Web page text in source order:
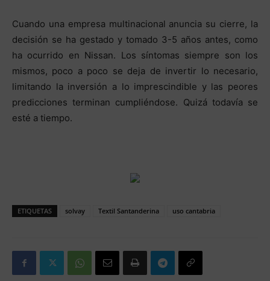
Cuando una empresa multinacional anuncia su cierre, la
decisión se ha gestado y tomado 3-5 años antes, como
ha ocurrido en Nissan. Los síntomas siempre son los
mismos, poco a poco se deja de invertir lo necesario,
limitando la inversión a lo imprescindible y las peores
predicciones terminan cumpliéndose. Quizá todavía se
esté a tiempo.
ETIQUETAS solvay Textil Santanderina uso cantabria